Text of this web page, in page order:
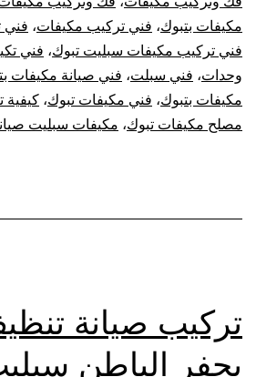
مكيفات بتبوك، فني تركيب مكيفات، فني
فني تركيب مكيفات سبليت تبوك، فني
وحدات، فني سبلت، فني صيانة مكيفات
مكيفات بتبوك، فني مكيفات تبوك،
مصلح مكيفات تبوك، مكيفات سبليت
تركيب صيانة
بحفر الباطن